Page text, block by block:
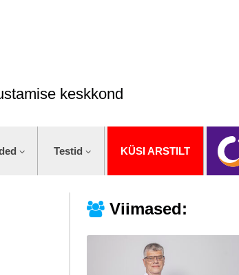
keskkond
Testid KÜSI ARSTILT
Viimased: